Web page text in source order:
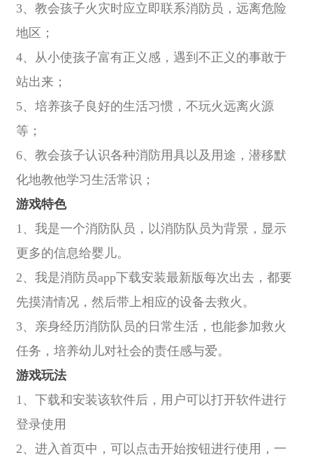
3、教会孩子火灾时应立即联系消防员，远离危险
地区；
4、从小使孩子富有正义感，遇到不正义的事敢于
站出来；
5、培养孩子良好的生活习惯，不玩火远离火源
等；
6、教会孩子认识各种消防用具以及用途，潜移默
化地教他学习生活常识；
游戏特色
1、我是一个消防队员，以消防队员为背景，显示
更多的信息给婴儿。
2、我是消防员app下载安装最新版每次出去，都要
先摸清情况，然后带上相应的设备去救火。
3、亲身经历消防队员的日常生活，也能参加救火
任务，培养幼儿对社会的责任感与爱。
游戏玩法
1、下载和安装该软件后，用户可以打开软件进行
登录使用
2、进入首页中，可以点击开始按钮进行使用，一